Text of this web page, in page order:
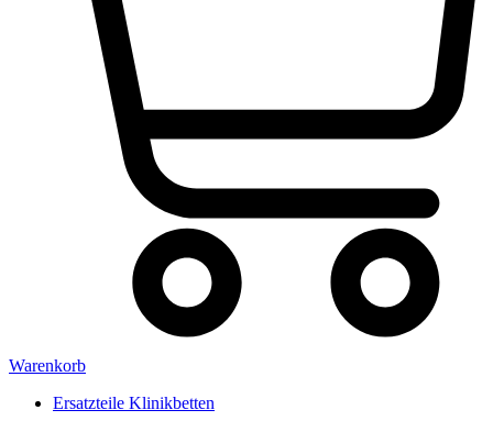
Warenkorb
Ersatzteile Klinikbetten